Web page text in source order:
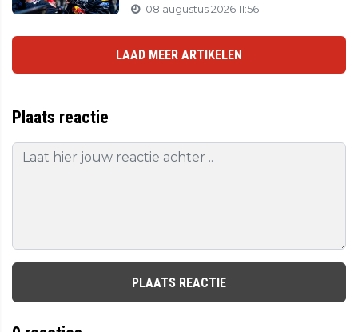
08 augustus 2026 11:56
LAAD MEER ARTIKELEN
Plaats reactie
PLAATS REACTIE